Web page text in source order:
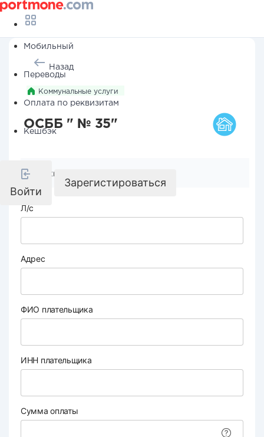
Мобильный
Переводы
Оплата по реквизитам
Кешбэк
Войти
Зарегистироваться
Назад
Коммунальные услуги
ОСББ " № 35"
Реквизиты компании
Л/с
Адрес
ФИО плательщика
ИНН плательщика
Сумма оплаты